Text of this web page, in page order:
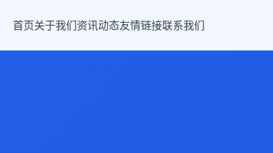
首页关于我们资讯动态友情链接联系我们